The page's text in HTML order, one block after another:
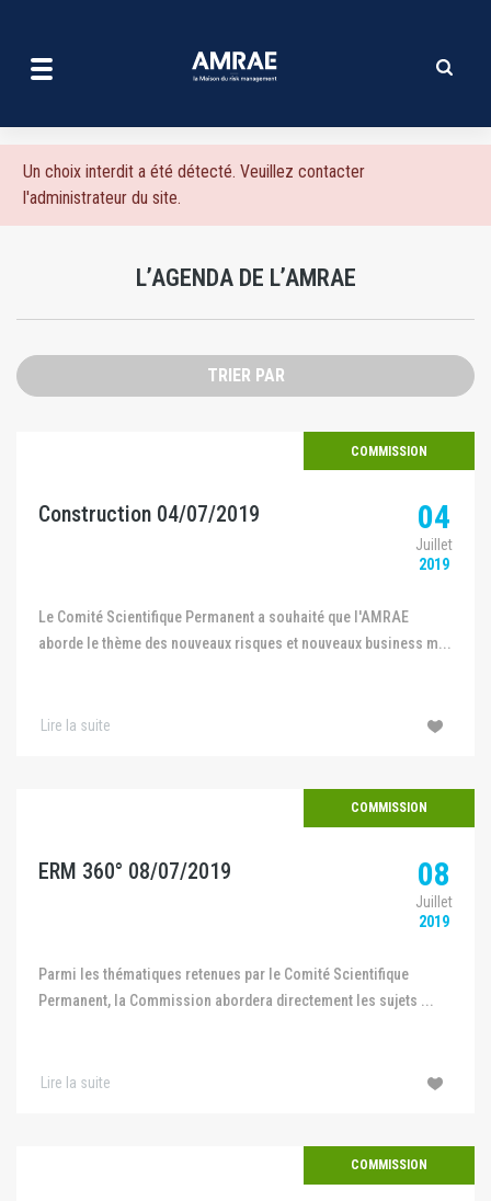
contenu
Message
d'erreur
Un choix interdit a été détecté. Veuillez contacter
l'administrateur du site.
L’AGENDA DE L’AMRAE
TRIER PAR
COMMISSION
Construction 04/07/2019 04
Juillet
2019
Le Comité Scientifique Permanent a souhaité que l'AMRAE
aborde le thème des nouveaux risques et nouveaux business m...
Lire la suite
COMMISSION
ERM 360° 08/07/2019 08
Juillet
2019
Parmi les thématiques retenues par le Comité Scientifique
Permanent, la Commission abordera directement les sujets ...
Lire la suite
COMMISSION